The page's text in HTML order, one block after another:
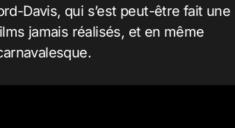
Davis, qui s’est peut-être fait une
jamais réalisés, et en même